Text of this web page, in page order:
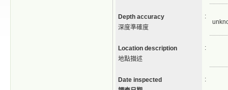
Depth accuracy
深度準確度
:
Location description
地點描述
:
Date inspected
: